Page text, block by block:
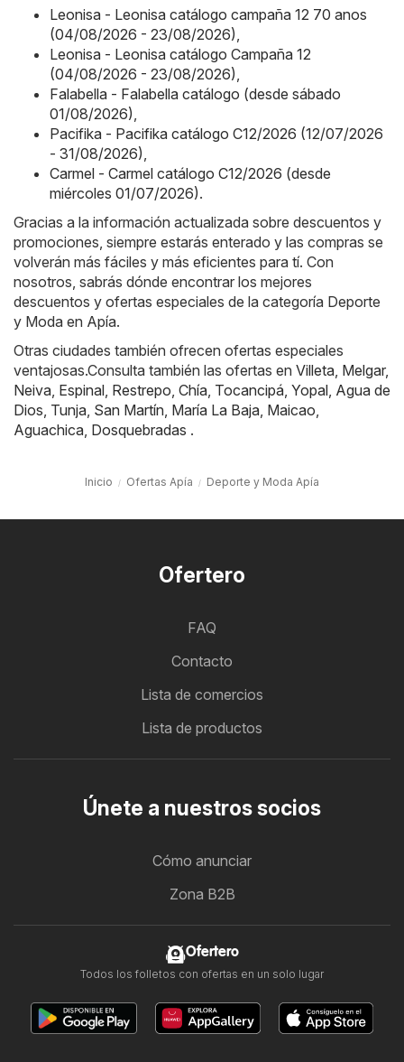
Leonisa - Leonisa catálogo campaña 12 70 anos
(04/08/2026 - 23/08/2026),
Leonisa - Leonisa catálogo Campaña 12
(04/08/2026 - 23/08/2026),
Falabella - Falabella catálogo (desde sábado
01/08/2026),
Pacifika - Pacifika catálogo C12/2026 (12/07/2026
- 31/08/2026),
Carmel - Carmel catálogo C12/2026 (desde
miércoles 01/07/2026).
Gracias a la información actualizada sobre descuentos y
promociones, siempre estarás enterado y las compras se
volverán más fáciles y más eficientes para tí. Con
nosotros, sabrás dónde encontrar los mejores
descuentos y ofertas especiales de la categoría Deporte
y Moda en Apía.
Otras ciudades también ofrecen ofertas especiales
ventajosas.Consulta también las ofertas en Villeta, Melgar,
Neiva, Espinal, Restrepo, Chía, Tocancipá, Yopal, Agua de
Dios, Tunja, San Martín, María La Baja, Maicao,
Aguachica, Dosquebradas .
Inicio Ofertas Apía Deporte y Moda Apía
Ofertero
FAQ
Contacto
Lista de comercios
Lista de productos
Únete a nuestros socios
Cómo anunciar
Zona B2B
Ofertero
Todos los folletos con ofertas en un solo lugar